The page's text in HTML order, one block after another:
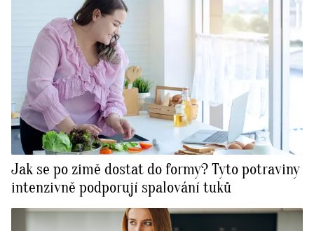
Jak se po zimě dostat do formy? Tyto potraviny
intenzivně podporují spalování tuků